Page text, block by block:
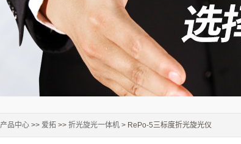
产品中心 >> 爱拓 >> 折光旋光一体机 > RePo-5三标度折光旋光仪